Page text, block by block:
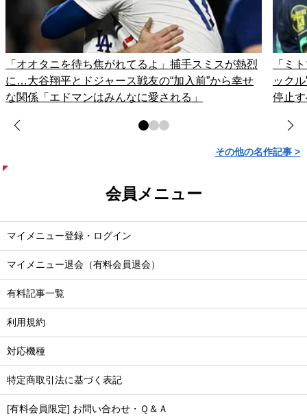
「オオタニを待ち焦がれてるよ」捕手スミスが熱烈
に…大谷翔平とドジャース戦友の“加入前”から幸せ
な関係「エドマンはみんなに愛される」
「ミ
ック
停止
その他の名作記事 >
会員メニュー
マイメニュー登録・ログイン
マイメニュー退会（有料会員退会）
有料記事一覧
利用規約
対応機種
特定商取引法に基づく表記
[有料会員限定] お問い合わせ・Ｑ＆Ａ